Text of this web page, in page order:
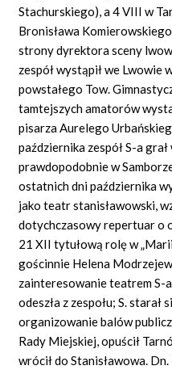
Stachurskiego), a 4 VIII w
Bronisława
strony dyrektora sceny
zespół wystąpił we Lwowie
powstałego Tow.
tamtejszych amatorów
pisarza Aurelego
października zespół S-a
prawdopodobnie w
ostatnich dni października
jako teatr stanisławowski,
dotychczasowy repertuar o
21 XII tytułową rolę w
gościnnie Helena
zainteresowanie teatrem S-
odeszła z zespołu; S.
organizowanie balów
Rady Miejskiej, opuścił
wrócił do Stanisławowa.